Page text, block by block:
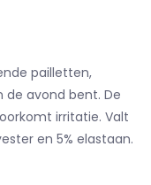
pailletten,
de avond bent. De
irritatie. Valt
en 5% elastaan.